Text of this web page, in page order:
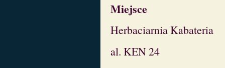
Miejsce
Herbaciarnia Kabateria
al. KEN 24